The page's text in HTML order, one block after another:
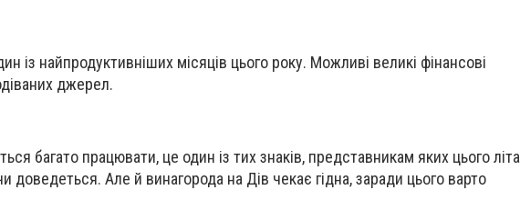
із найпродуктивніших місяців цього року. Можливі великі фінансові
джерел.
багато працювати, це один із тих знаків, представникам яких цього літа
доведеться. Але й винагорода на Дів чекає гідна, заради цього варто